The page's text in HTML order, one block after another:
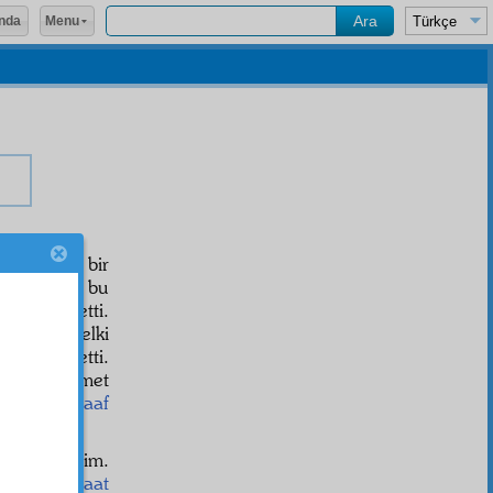
zâhirî
bir
dir; beni bu
adalet etti.
eder; belki
zulüm etti.
dine hizmet
muzaaf
ederim.
müracaat
Menu